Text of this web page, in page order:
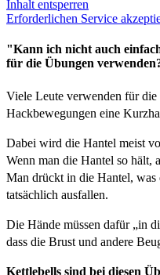
Inhalt entsperren
Erforderlichen Service
"Kann ich nicht auch
für die Übungen
Viele Leute verwenden für
Hackbewegungen eine
Dabei wird die Hantel meist
Wenn man die Hantel so hält,
Man drückt in die Hantel, was
tatsächlich ausfallen.
Die Hände müssen dafür „in
dass die Brust und andere
Kettlebells sind bei diesen